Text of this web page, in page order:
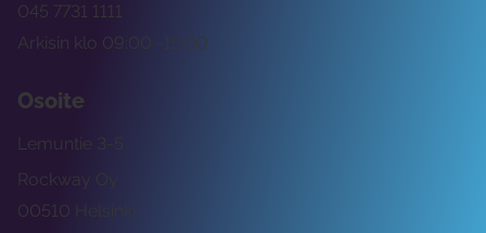
Arkisin klo 09:00 -15:00
045 7731 1111
Osoite
Rockway Oy
Lemuntie 3-5
00510 Helsinki